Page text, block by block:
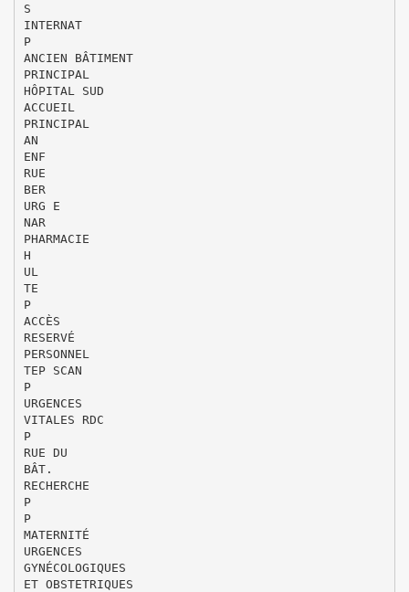
S
INTERNAT
P
ANCIEN BÂTIMENT
PRINCIPAL
HÔPITAL SUD
ACCUEIL
PRINCIPAL
AN
ENF
RUE
BER
URG E
NAR
PHARMACIE
H
UL
TE
P
ACCÈS
RESERVÉ
PERSONNEL
TEP SCAN
P
URGENCES
VITALES RDC
P
RUE DU
BÂT.
RECHERCHE
P
P
MATERNITÉ
URGENCES
GYNÉCOLOGIQUES
ET OBSTETRIQUES